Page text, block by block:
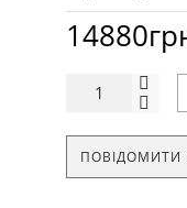
ПОВІДОМИТИ